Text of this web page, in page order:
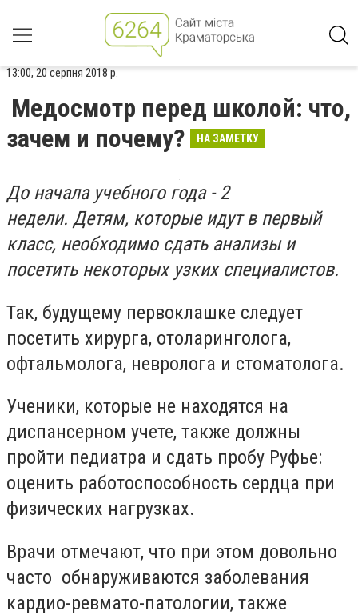
13:00, 20 серпня 2018 р.
Медосмотр перед школой: что,
зачем и почему?
НА ЗАМЕТКУ
До начала учебного года - 2
недели. Детям, которые идут в первый
класс, необходимо сдать анализы и
посетить некоторых узких специалистов.
Так, будущему первоклашке следует
посетить хирурга, отоларинголога,
офтальмолога, невролога и стоматолога.
Ученики, которые не находятся на
диспансерном учете, также должны
пройти педиатра и сдать пробу Руфье:
оценить работоспособность сердца при
физических нагрузках.
Врачи отмечают, что при этом довольно
часто обнаруживаются заболевания
кардио-ревмато-патологии, также